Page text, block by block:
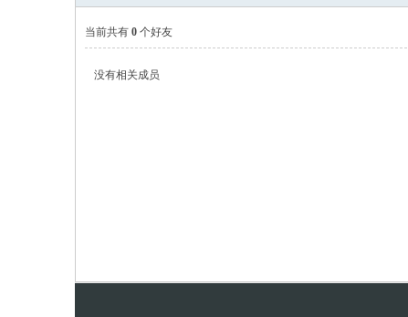
当前共有 0 个好友
没有相关成员